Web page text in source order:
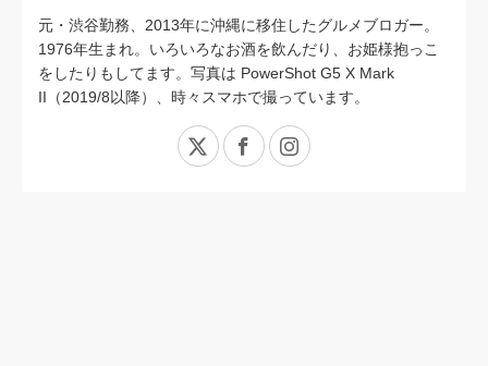
元・渋谷勤務、2013年に沖縄に移住したグルメブロガー。
1976年生まれ。いろいろなお酒を飲んだり、お姫様抱っこ
をしたりもしてます。写真は PowerShot G5 X Mark
II（2019/8以降）、時々スマホで撮っています。
X FacebookInstagram